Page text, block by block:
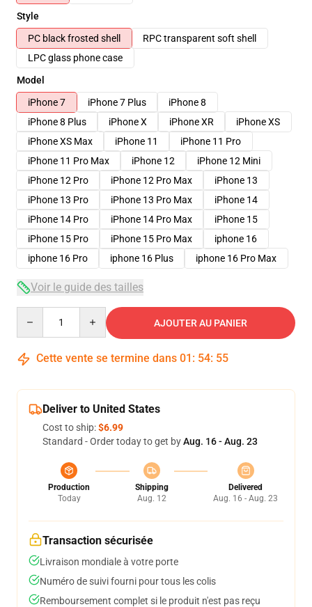
Style
PC black frosted shell
RPC transparent soft shell
LPC glass phone case
Model
iPhone 7
iPhone 7 Plus
iPhone 8
iPhone 8 Plus
iPhone X iPhone XR
iPhone XS
iPhone XS Max
iPhone 11
iPhone 11 Pro
iPhone 11 Pro Max
iPhone 12
iPhone 12 Mini
iPhone 12 Pro
iPhone 12 Pro Max
iPhone 13
iPhone 13 Pro
iPhone 13 Pro Max
iPhone 14
iPhone 14 Pro
iPhone 14 Pro Max
iPhone 15
iPhone 15 Pro
iPhone 15 Pro Max
iphone 16
iphone 16 Pro
iphone 16 Plus iphone 16 Pro Max
Voir le guide des tailles
AJOUTER AU PANIER
Cette vente se termine dans 01 : 54: 54
Deliver to United States
Cost to ship:$6.99
Standard - Order today to get byAug. 16 - Aug. 23
Production
Today
Shipping
Aug. 12
Delivered
Aug. 16 - Aug. 23
Transaction sécurisée
Livraison mondiale à votre porte
Numéro de suivi fourni pour tous les colis
Remboursement complet si le produit n'est pas reçu